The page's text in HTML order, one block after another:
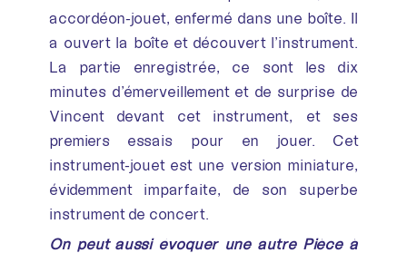
accordéon-jouet, enfermé dans une boîte. Il
a ouvert la boîte et découvert l’instrument.
La partie enregistrée, ce sont les dix
minutes d’émerveillement et de surprise de
Vincent devant cet instrument, et ses
premiers essais pour en jouer. Cet
instrument-jouet est une version miniature,
évidemment imparfaite, de son superbe
instrument de concert.
On peut aussi évoquer une autre Pièce à